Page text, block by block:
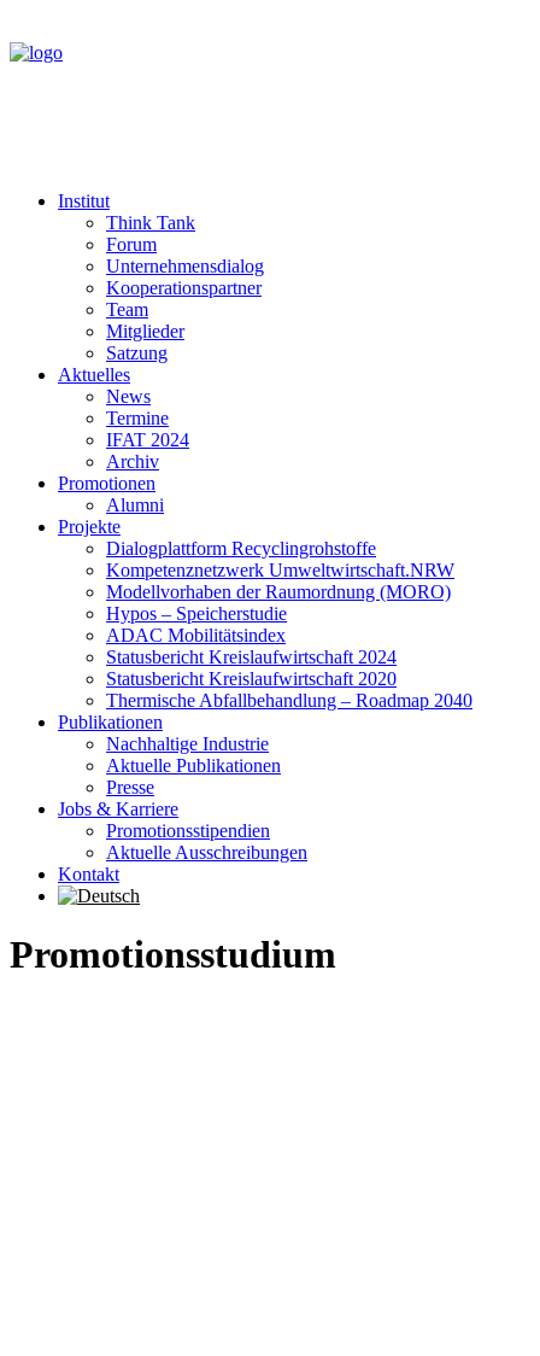
Institut
Think Tank
Forum
Unternehmensdialog
Kooperationspartner
Team
Mitglieder
Satzung
Aktuelles
News
Termine
IFAT 2024
Archiv
Promotionen
Alumni
Projekte
Dialogplattform Recyclingrohstoffe
Kompetenznetzwerk Umweltwirtschaft.NRW
Modellvorhaben der Raumordnung (MORO)
Hypos – Speicherstudie
ADAC Mobilitätsindex
Statusbericht Kreislaufwirtschaft 2024
Statusbericht Kreislaufwirtschaft 2020
Thermische Abfallbehandlung – Roadmap 2040
Publikationen
Nachhaltige Industrie
Aktuelle Publikationen
Presse
Jobs & Karriere
Promotionsstipendien
Aktuelle Ausschreibungen
Kontakt
Promotionsstudium